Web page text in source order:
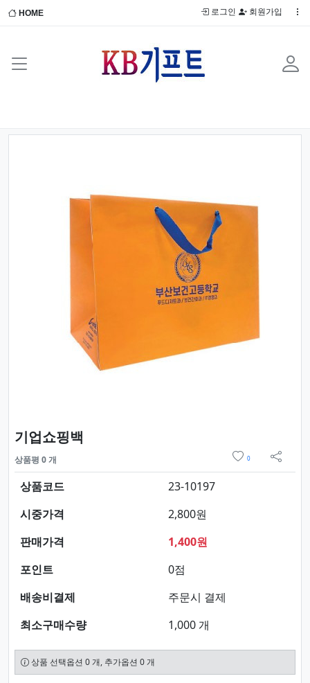
HOME 로그인 회원가입
기업쇼핑백
상품평 0 개 0
sns 공
상품코드
23-10197
시중가격
2,800원
판매가격
1,400원
포인트
0점
배송비결제
주문시 결제
최소구매수량
1,000 개
상품 선택옵션 0 개, 추가옵션 0 개